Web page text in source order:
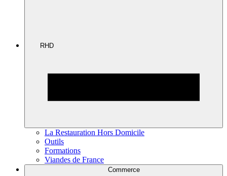
RHD
La Restauration Hors Domicile
Outils
Formations
Viandes de France
Commerce